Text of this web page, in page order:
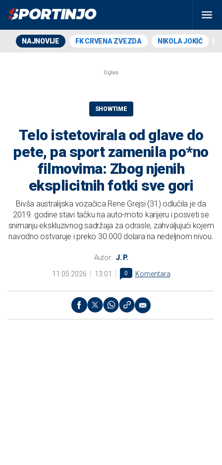
NAJNOVIJE FK CRVENA ZVEZDA NIKOLA JOKIĆ
SHOWTIME
Telo istetovirala od glave do
pete, pa sport zamenila po*no
filmovima: Zbog njenih
eksplicitnih fotki sve gori
Bivša australijska vozačica Rene Grejsi (31) odlučila je da
2019. godine stavi tačku na auto-moto karijeru i posveti se
snimanju ekskluzivnog sadržaja za odrasle, zahvaljujući kojem
navodno ostvaruje i preko 30.000 dolara na nedeljnom nivou.
Autor: J. P.
11.05.2026 13:01 0 Komentara